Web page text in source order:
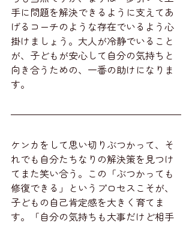
手に問題を解決できるように支えてあ
げるコーチのような存在でいるよう心
掛けましょう。大人が冷静でいること
が、子どもが安心して自分の気持ちと
向き合うための、一番の助けになりま
す。
ケンカをして思い切りぶつかって、そ
れでも自分たちなりの解決策を見つけ
てまた笑い合う。この「ぶつかっても
修復できる」というプロセスこそが、
子どもの自己肯定感を大きく育てま
す。「自分の気持ちも大事だけど相手